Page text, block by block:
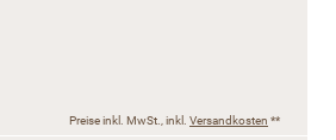
Preise inkl. MwSt., inkl. Versandkosten **